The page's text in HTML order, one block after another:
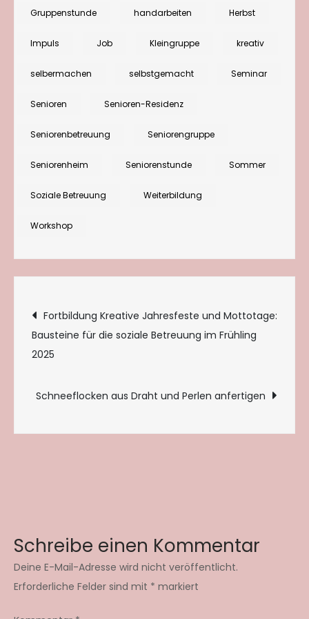
2025
Gruppenstunde handarbeiten Herbst
Impuls Job Kleingruppe kreativ
selbermachen selbstgemacht Seminar
Senioren Senioren-Residenz
Seniorenbetreuung Seniorengruppe
Seniorenheim Seniorenstunde Sommer
Soziale Betreuung Weiterbildung
Workshop
Beitragsnavigation
Fortbildung Kreative Jahresfeste und Mottotage:
Bausteine für die soziale Betreuung im Frühling
2025
Schneeflocken aus Draht und Perlen anfertigen
Schreibe einen Kommentar
Deine E-Mail-Adresse wird nicht veröffentlicht.
Erforderliche Felder sind mit * markiert